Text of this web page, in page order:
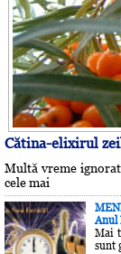
Cătina-elixirul
Multă vreme
cele mai
Anul
Mai
sunt